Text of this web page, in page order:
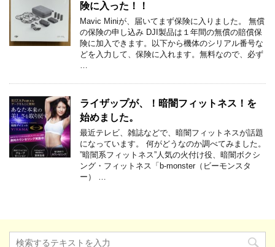
険に入った！！
Mavic Miniが、届いてまず保険に入りました。 無償
の保険の申し込み DJI製品は１年間の無償の賠償保
険に加入できます。以下から機体のシリアル番号な
どを入力して、保険に入れます。無料なので、必ず
…
ライザップが、！暗闇フィットネス！を
始めました。
最近テレビ、雑誌などで、暗闇フィットネスが話題
になっています。 何がどうなのか調べてみました。
”暗闇系フィットネス”人気の火付け役、暗闇ボクシ
ング・フィットネス「b-monster（ビーモンスタ
ー） …